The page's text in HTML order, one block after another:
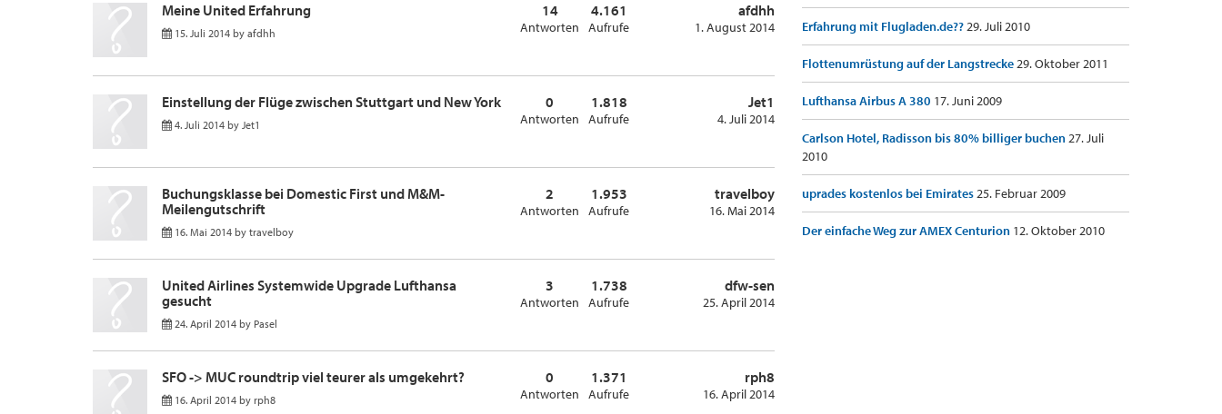
Meine United Erfahrung
15. Juli 2014 by afdhh
14
Antworten
4.161
Aufrufe
afdhh
1. August 2014
Einstellung der Flüge zwischen Stuttgart und New York
4. Juli 2014 by Jet1
0
Antworten
1.818
Aufrufe
Jet1
4. Juli 2014
Buchungsklasse bei Domestic First und M&M-
Meilengutschrift
16. Mai 2014 by travelboy
2
Antworten
1.953
Aufrufe
travelboy
16. Mai 2014
United Airlines Systemwide Upgrade Lufthansa
gesucht
24. April 2014 by Pasel
3
Antworten
1.738
Aufrufe
dfw-sen
25. April 2014
SFO -> MUC roundtrip viel teurer als umgekehrt?
16. April 2014 by rph8
0
Antworten
1.371
Aufrufe
rph8
16. April 2014
Erfahrung mit Flugladen.de??29. Juli 2010
Flottenumrüstung auf der Langstrecke29. Oktober 2011
Lufthansa Airbus A 380 17. Juni 2009
Carlson Hotel, Radisson bis 80% billiger buchen27. Juli
2010
uprades kostenlos bei Emirates25. Februar 2009
Der einfache Weg zur AMEX Centurion 12. Oktober 2010